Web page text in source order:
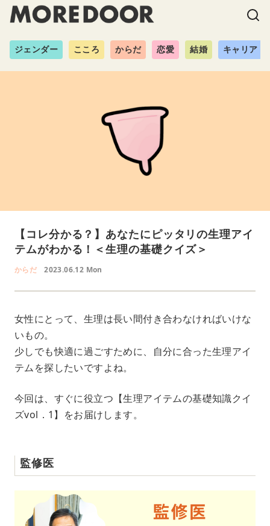
ジェンダー こころ からだ 恋愛 結婚 キャリア
【コレ分かる？】あなたにピッタリの生理アイ
テムがわかる！＜生理の基礎クイズ＞
からだ 2023.06.12 Mon
女性にとって、生理は長い間付き合わなければいけな
いもの。
少しでも快適に過ごすために、自分に合った生理アイ
テムを探したいですよね。
今回は、すぐに役立つ【生理アイテムの基礎知識クイ
ズvol．1】をお届けします。
監修医